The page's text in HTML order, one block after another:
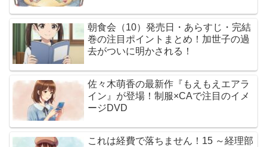
朝食会（10）発売日・あらすじ・完結
巻の注目ポイントまとめ！加世子の過
去がついに明かされる！
佐々木萌香の最新作『もえもえエアラ
イン』が登場！制服×CAで注目のイメ
ージDVD
これは経費で落ちません！15 ～経理部